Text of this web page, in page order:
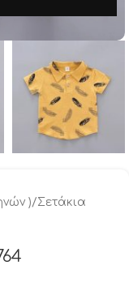
)/Σετάκια